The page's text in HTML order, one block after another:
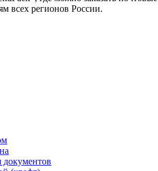
всех регионов России.